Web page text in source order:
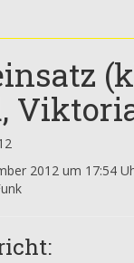
2012 um 17:54